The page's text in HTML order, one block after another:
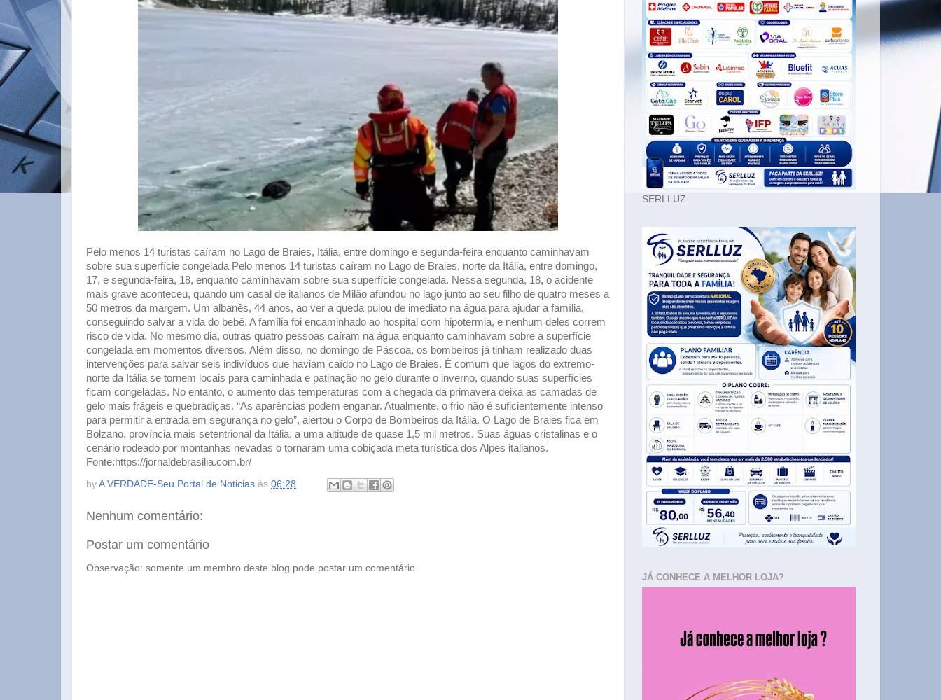
Pelo menos 14 turistas caíram no Lago de Braies, Itália, entre domingo e segunda-feira enquanto caminhavam
sobre sua superfície congelada Pelo menos 14 turistas caíram no Lago de Braies, norte da Itália, entre domingo,
17, e segunda-feira, 18, enquanto caminhavam sobre sua superfície congelada. Nessa segunda, 18, o acidente
mais grave aconteceu, quando um casal de italianos de Milão afundou no lago junto ao seu filho de quatro meses a
50 metros da margem. Um albanês, 44 anos, ao ver a queda pulou de imediato na água para ajudar a família,
conseguindo salvar a vida do bebê. A família foi encaminhado ao hospital com hipotermia, e nenhum deles correm
risco de vida. No mesmo dia, outras quatro pessoas caíram na água enquanto caminhavam sobre a superfície
congelada em momentos diversos. Além disso, no domingo de Páscoa, os bombeiros já tinham realizado duas
intervenções para salvar seis indivíduos que haviam caído no Lago de Braies. É comum que lagos do extremo-
norte da Itália se tornem locais para caminhada e patinação no gelo durante o inverno, quando suas superfícies
ficam congeladas. No entanto, o aumento das temperaturas com a chegada da primavera deixa as camadas de
gelo mais frágeis e quebradiças. “As aparências podem enganar. Atualmente, o frio não é suficientemente intenso
para permitir a entrada em segurança no gelo”, alertou o Corpo de Bombeiros da Itália. O Lago de Braies fica em
Bolzano, província mais setentrional da Itália, a uma altitude de quase 1,5 mil metros. Suas águas cristalinas e o
cenário rodeado por montanhas nevadas o tornaram uma cobiçada meta turística dos Alpes italianos.
Fonte:https://jornaldebrasilia.com.br/
by A VERDADE-Seu Portal de Noticias às 06:28
Nenhum comentário:
Postar um comentário
Observação: somente um membro deste blog pode postar um comentário.
SERLLUZ
JÁ CONHECE A MELHOR LOJA?